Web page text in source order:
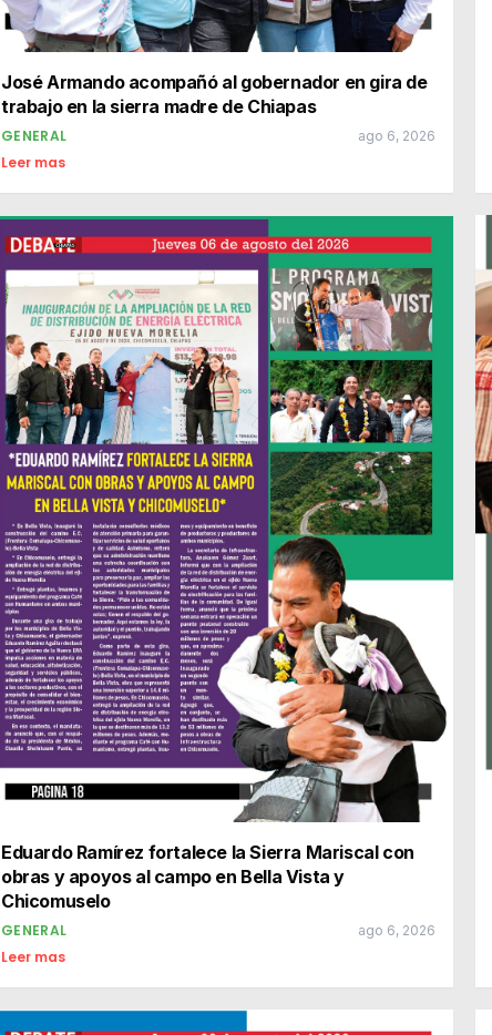
José Armando acompañó al gobernador en gira de
trabajo en la sierra madre de Chiapas
GENERAL ago 6, 2026
Leer mas
Eduardo Ramírez fortalece la Sierra Mariscal con
obras y apoyos al campo en Bella Vista y
Chicomuselo
GENERAL ago 6, 2026
Leer mas